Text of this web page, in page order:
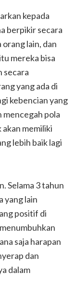
kepada
berpikir secara
lain, dan
mereka bisa
secara
yang ada di
kebencian yang
pola
akan memiliki
lebih baik lagi
Selama 3 tahun
yang lain
positif di
saja harapan
dan
dalam